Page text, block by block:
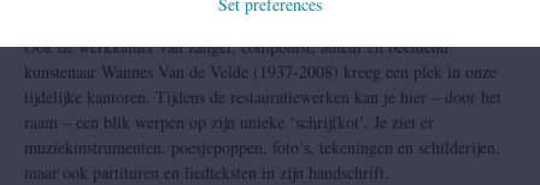
© Frederik Beyens
Ook de werkkamer van zanger, componist, auteur en beeldend
kunstenaar Wannes Van de Velde (1937-2008) kreeg een plek in onze
tijdelijke kantoren. Tijdens de restauratiewerken kan je hier – door het
raam – een blik werpen op zijn unieke ‘schrijfkot’. Je ziet er
muziekinstrumenten, poesjepoppen, foto’s, tekeningen en schilderijen,
maar ook partituren en liedteksten in zijn handschrift.